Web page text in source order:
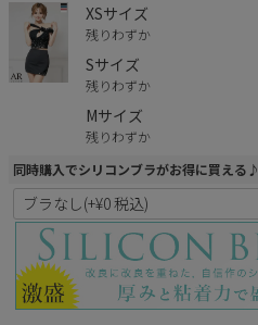
XSサイズ
残りわずか
Sサイズ
残りわずか
Mサイズ
残りわずか
同時購入でシリコンブラがお得に買える♪